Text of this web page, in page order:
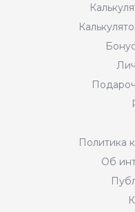
Политика
Об